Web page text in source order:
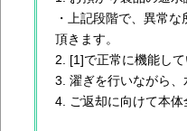
・上記段階で、異常
頂きます。
[1]で正常に機能し
濯ぎを行いながら、
ご返却に向けて本体